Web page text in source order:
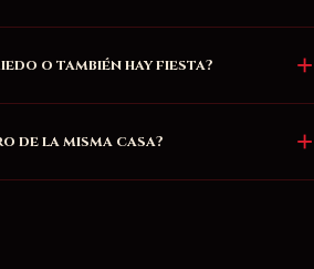
o también hay fiesta?
de la misma casa?